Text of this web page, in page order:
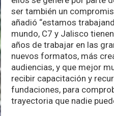
ser también un
añadió “estamos
mundo, C7 y Jalisco
años de trabajar en las
nuevos formatos, más
audiencias, y que mejor
recibir capacitación y
fundaciones, para
trayectoria que nadie